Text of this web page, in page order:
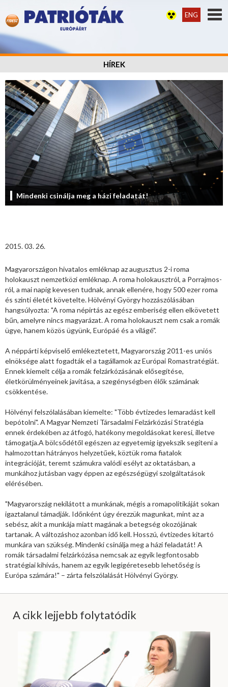
ENG
HÍREK
Mindenki csinálja meg a házi feladatát!
2015. 03. 26.
Magyarországon hivatalos emléknap az augusztus 2-i roma
holokauszt nemzetközi emléknap. A roma holokausztról, a Porrajmos-
ról, a mai napig kevesen tudnak, annak ellenére, hogy 500 ezer roma
és szinti életét követelte. Hölvényi György hozzászólásában
hangsúlyozta: "A roma népirtás az egész emberiség ellen elkövetett
bűn, amelyre nincs magyarázat. A roma holokauszt nem csak a romák
ügye, hanem közös ügyünk, Európáé és a világé".
A néppárti képviselő emlékeztetett, Magyarország 2011-es uniós
elnöksége alatt fogadták el a tagállamok az Európai Romastratégiát.
Ennek kiemelt célja a romák felzárkózásának elősegítése,
életkörülményeinek javítása, a szegénységben élők számának
csökkentése.
Hölvényi felszólalásában kiemelte: "Több évtizedes lemaradást kell
bepótolni". A Magyar Nemzeti Társadalmi Felzárkózási Stratégia
ennek érdekében az átfogó, hatékony megoldásokat keresi, illetve
támogatja.A bölcsődétől egészen az egyetemig igyekszik segíteni a
halmozottan hátrányos helyzetűek, köztük roma fiatalok
integrációját, teremt számukra valódi esélyt az oktatásban, a
munkához jutásban vagy éppen az egészségügyi szolgáltatások
elérésében.
"Magyarország nekilátott a munkának, mégis a romapolitikáját sokan
igaztalanul támadják. Időnként úgy érezzük magunkat, mint az a
sebész, akit a munkája miatt magának a betegség okozójának
tartanak. A változáshoz azonban idő kell. Hosszú, évtizedes kitartó
munkára van szükség. Mindenki csinálja meg a házi feladatát! A
romák társadalmi felzárkózása nemcsak az egyik legfontosabb
stratégiai kihívás, hanem az egyik legígéretesebb lehetőség is
Európa számára!" – zárta felszólalását Hölvényi György.
A cikk lejjebb folytatódik